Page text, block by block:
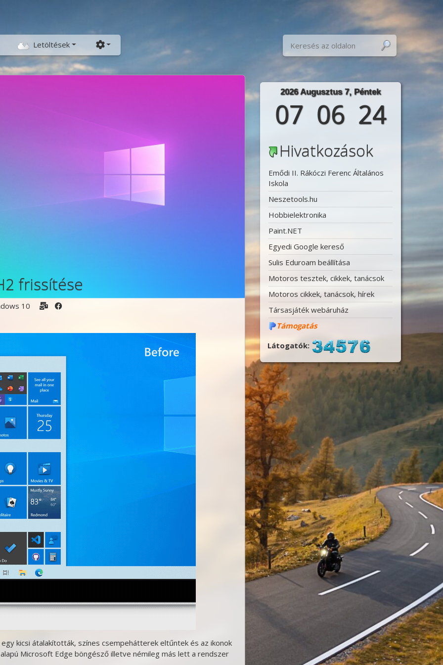
Letöltések Beállítások Keresés:
frissítése
10
kicsi átalakították, színes csempehátterek eltűntek és az ikonok
Microsoft Edge böngésző illetve némileg más lett a rendszer
2026 Augusztus 7, Péntek
07 06 26
Hivatkozások
Emődi II. Rákóczi Ferenc Általános
Iskola
Neszetools.hu
Hobbielektronika
Paint.NET
Egyedi Google kereső
Sulis Eduroam beállítása
Motoros tesztek, cikkek, tanácsok
Motoros cikkek, tanácsok, hírek
Társasjáték webáruház
Támogatás
Látogatók: